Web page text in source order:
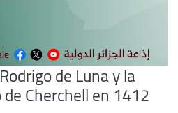
de Luna y la
Cherchell en 1412